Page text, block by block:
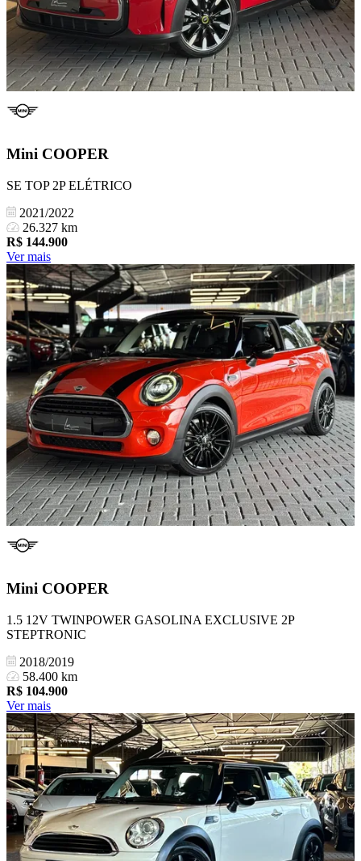
Mini COOPER
SE TOP 2P ELÉTRICO
2021/2022
26.327 km
R$ 144.900
Ver mais
Mini COOPER
1.5 12V TWINPOWER GASOLINA EXCLUSIVE 2P
STEPTRONIC
2018/2019
58.400 km
R$ 104.900
Ver mais